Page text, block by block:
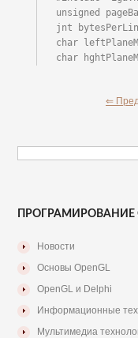
unsigned
jnt
char
char
⇐
ПРОГРАМИРОВАНИЕ
Новости
Основы OpenGL
OpenGL и Delphi
Информационные
Мультимедиа